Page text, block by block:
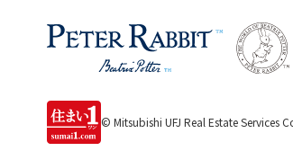
© Mitsubishi UFJ Real Estate Services